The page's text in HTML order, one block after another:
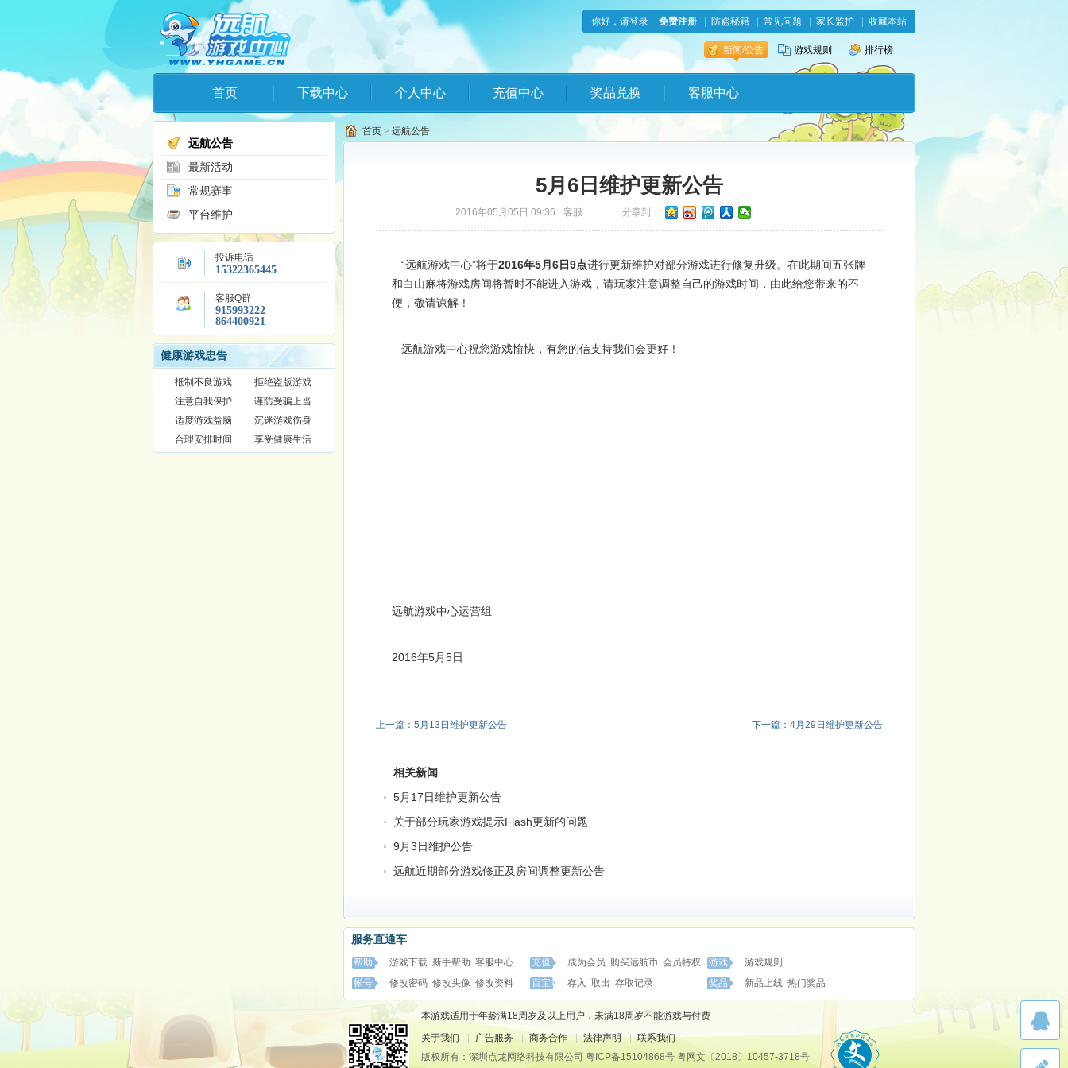
你好，请登录 免费注册 防盗秘籍 常见问题 家长监护 收藏本站
新闻/公告 游戏规则 排行榜
首页 下载中心 个人中心 充值中心 奖品兑换 客服中心
远航公告
最新活动
常规赛事
平台维护
投诉电话
15322365445
客服Q群
915993222
864400921
健康游戏忠告
抵制不良游戏
拒绝盗版游戏
注意自我保护
谨防受骗上当
适度游戏益脑
沉迷游戏伤身
合理安排时间
享受健康生活
首页 > 远航公告
5月6日维护更新公告
2016年05月05日 09:36 客服 分享到：
“远航游戏中心”将于2016年5月6日9点进行更新维护对部分游戏进行修复升级。在此期间五张牌
和白山麻将游戏房间将暂时不能进入游戏，请玩家注意调整自己的游戏时间，由此给您带来的不
便，敬请谅解！
远航游戏中心祝您游戏愉快，有您的信支持我们会更好！
远航游戏中心运营组
2016年5月5日
上一篇：5月13日维护更新公告 下一篇：4月29日维护更新公告
相关新闻
5月17日维护更新公告
关于部分玩家游戏提示Flash更新的问题
9月3日维护公告
远航近期部分游戏修正及房间调整更新公告
服务直通车
帮助 游戏下载 新手帮助 客服中心 充值 成为会员 购买远航币 会员特权 游戏
游戏规则
帐号
修改密码 修改头像 修改资料 百宝箱 存入 取出 存取记录 奖品 新品上线 热门奖品
本游戏适用于年龄满18周岁及以上用户，未满18周岁不能游戏与付费
关于我们
广告服务 商务合作 | 法律声明 | 联系我们
版权所有：深圳点龙网络科技有限公司 粤ICP备15104868号 粤网文〔2018〕10457-3718号